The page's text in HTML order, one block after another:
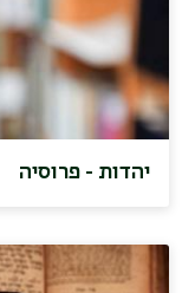
יהדות - פרוסיה